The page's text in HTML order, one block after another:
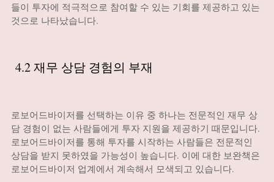
들이 투자에 적극적으로 참여할 수 있는 기회를 제공하고 있는
것으로 나타났습니다.
4.2 재무 상담 경험의 부재
로보어드바이저를 선택하는 이유 중 하나는 전문적인 재무 상
담 경험이 없는 사람들에게 투자 지원을 제공하기 때문입니다.
로보어드바이저를 통해 투자를 시작하는 사람들은 전문적인
상담을 받지 못하였을 가능성이 높습니다. 이에 대한 보완책은
로보어드바이저 업계에서 계속해서 모색되고 있습니다.